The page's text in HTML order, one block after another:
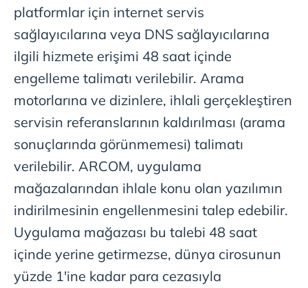
platformlar için internet servis
sağlayıcılarına veya DNS sağlayıcılarına
ilgili hizmete erişimi 48 saat içinde
engelleme talimatı verilebilir. Arama
motorlarına ve dizinlere, ihlali gerçekleştiren
servisin referanslarının kaldırılması (arama
sonuçlarında görünmemesi) talimatı
verilebilir. ARCOM, uygulama
mağazalarından ihlale konu olan yazılımın
indirilmesinin engellenmesini talep edebilir.
Uygulama mağazası bu talebi 48 saat
içinde yerine getirmezse, dünya cirosunun
yüzde 1'ine kadar para cezasıyla